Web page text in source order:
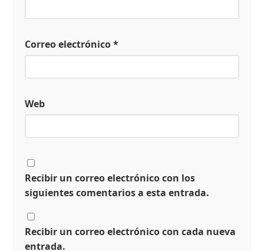
Correo electrónico*
Web
Recibir un correo electrónico con los
siguientes comentarios a esta entrada.
Recibir un correo electrónico con cada nueva
entrada.